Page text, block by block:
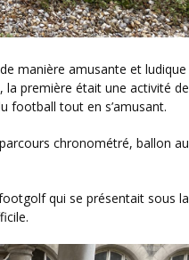
la première était une activité de
football tout en s’amusant.